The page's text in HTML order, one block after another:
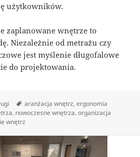
użytkowników.
zaplanowane wnętrze to
Niezależnie od metrażu czy
jest myślenie długofalowe
do projektowania.
Tagi
aranżacja wnętrz,ergonomia
, nowoczesne wnętrza,organizacja
wnętrz